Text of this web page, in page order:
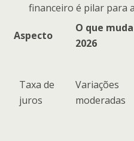
financeiro é pilar para
Aspecto
O que
2026
Taxa de
juros
Variações
moderadas